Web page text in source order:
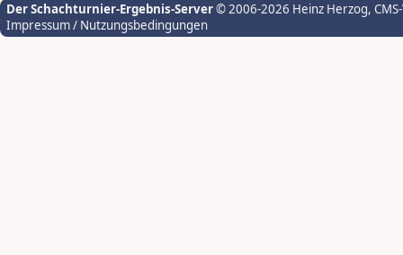
Der Schachturnier-Ergebnis-Server© 2006-2026 Heinz Herzog,
Impressum / Nutzungsbedingungen